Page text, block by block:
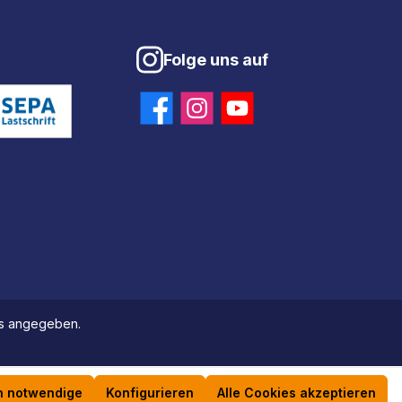
Folge uns auf
angegeben.
notwendige Konfigurieren Alle Cookies akzeptieren